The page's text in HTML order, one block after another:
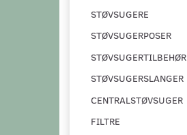
STØVSUGERE
STØVSUGERPOSER
STØVSUGERTILBEHØR
STØVSUGERSLANGER
CENTRALSTØVSUGER
FILTRE